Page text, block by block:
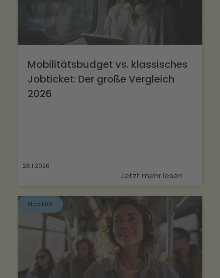
Mobilitätsbudget vs. klassisches
Jobticket: Der große Vergleich
2026
28.1.2026
Jetzt mehr lesen
Mobilität